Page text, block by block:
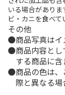
いる場合があり
ビ・カニを食べて
その他
商品写真はイ
商品内容と
する商品に含
商品の色は
際と異なる場